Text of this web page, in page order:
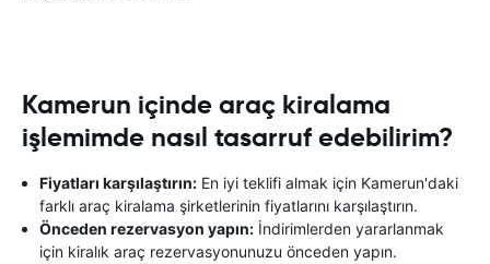
Kamerun içinde araç kiralama
işlemimde nasıl tasarruf edebilirim?
Fiyatları karşılaştırın: En iyi teklifi almak için Kamerun'daki
farklı araç kiralama şirketlerinin fiyatlarını karşılaştırın.
Önceden rezervasyon yapın: İndirimlerden yararlanmak
için kiralık araç rezervasyonunuzu önceden yapın.